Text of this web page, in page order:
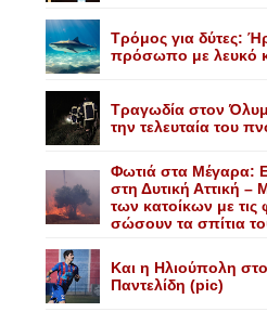
Τρόμος για δύτες:
πρόσωπο με λευκό
Τραγωδία στον
την τελευταία του
Φωτιά στα Μέγαρα:
στη Δυτική Αττική
των κατοίκων με τις
σώσουν τα σπίτια
Και η Ηλιούπολη
Παντελίδη (pic)